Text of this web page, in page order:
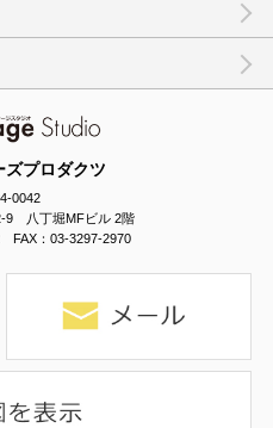
ズプロダクツ
0042
9 八丁堀MFビル 2階
FAX：03-3297-2970